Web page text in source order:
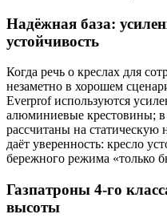
Надёжная база:
устойчивость
Когда речь о креслах для
незаметно в хорошем
Everprof используются
алюминиевые крестовины;
рассчитаны на статическую
даёт уверенность: кресло
бережного режима «только
Газпатроны 4-го
высоты